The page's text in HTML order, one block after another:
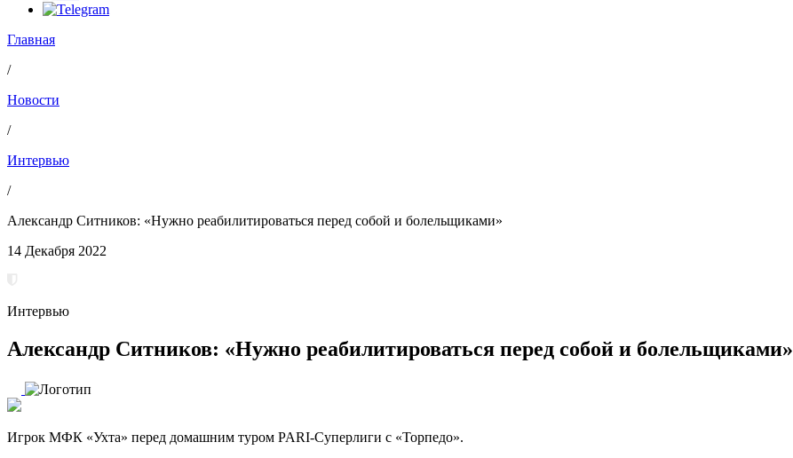
Главная
/
Новости
/
Интервью
/
Александр Ситников: «Нужно реабилитироваться перед собой и болельщиками»
14 Декабря 2022
Интервью
Александр Ситников: «Нужно реабилитироваться перед собой и болельщиками»
Игрок МФК «Ухта» перед домашним туром PARI-Суперлиги с «Торпедо».